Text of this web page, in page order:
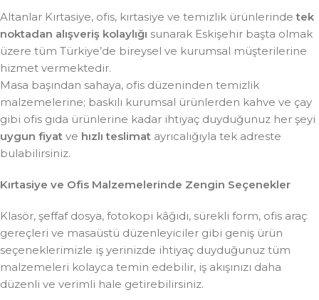
Altanlar Kırtasiye, ofis, kırtasiye ve temizlik ürünlerindetek
noktadan alışveriş kolaylığı sunarak Eskişehir başta olmak
üzere tüm Türkiye’de bireysel ve kurumsal müşterilerine
hizmet vermektedir.
Masa başından sahaya, ofis düzeninden temizlik
malzemelerine; baskılı kurumsal ürünlerden kahve ve çay
gibi ofis gıda ürünlerine kadar ihtiyaç duyduğunuz her şeyi
uygun fiyat ve hızlı teslimat ayrıcalığıyla tek adreste
bulabilirsiniz.
Kırtasiye ve Ofis Malzemelerinde Zengin Seçenekler
Klasör, şeffaf dosya, fotokopi kâğıdı, sürekli form, ofis araç
gereçleri ve masaüstü düzenleyiciler gibi geniş ürün
seçeneklerimizle iş yerinizde ihtiyaç duyduğunuz tüm
malzemeleri kolayca temin edebilir, iş akışınızı daha
düzenli ve verimli hale getirebilirsiniz.